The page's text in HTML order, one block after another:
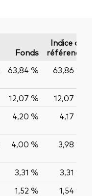
Fonds
Indice de
référence
63,84 % 63,86 %
12,07 % 12,07 %
4,20 % 4,17 %
4,00 % 3,98 %
3,31 % 3,31 %
1,52 % 1,54 %